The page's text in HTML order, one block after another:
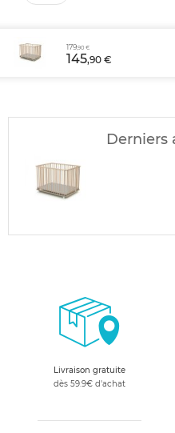
179,90 €
145,90 €
Derniers
Livraison gratuite
dès 59.9€ d'achat